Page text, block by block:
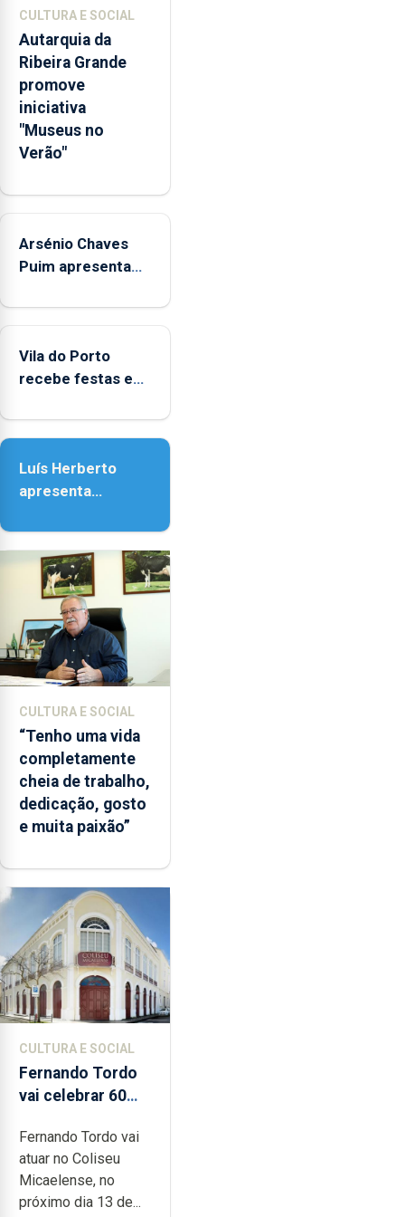
respostas
habitacionais,
anunciou
o
Governo
Regional.
CULTURA E SOCIAL
Autarquia da
Ribeira Grande
promove
iniciativa
"Museus no
Verão"
Arsénio Chaves
Puim apresenta
Biblioteca de Vila
Vila do Porto
recebe festas em
Senhora da
Luís Herberto
apresenta
Paisagem’
CULTURA E SOCIAL
“Tenho uma vida
completamente
cheia de trabalho,
dedicação, gosto
e muita paixão”
CULTURA E SOCIAL
Fernando Tordo
vai celebrar 60
no Coliseu
Micaelense
Fernando Tordo vai
atuar no Coliseu
Micaelense, no
próximo dia 13 de...